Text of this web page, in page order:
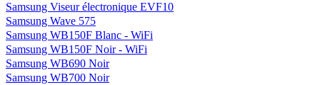
Samsung Viseur électronique EVF10
Samsung Wave 575
Samsung WB150F Blanc - WiFi
Samsung WB150F Noir - WiFi
Samsung WB690 Noir
Samsung WB700 Noir